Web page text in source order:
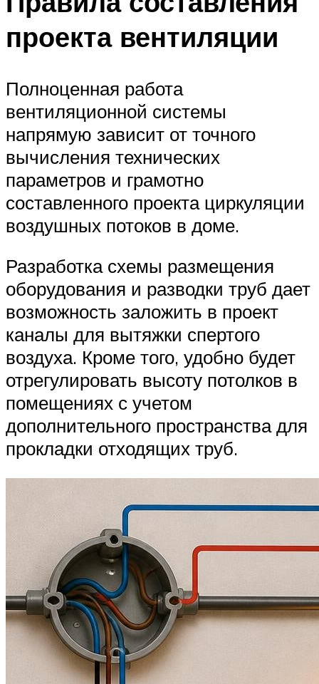
проекта вентиляции
Полноценная работа
вентиляционной системы
напрямую зависит от точного
вычисления технических
параметров и грамотно
составленного проекта циркуляции
воздушных потоков в доме.
Разработка схемы размещения
оборудования и разводки труб дает
возможность заложить в проект
каналы для вытяжки спертого
воздуха. Кроме того, удобно будет
отрегулировать высоту потолков в
помещениях с учетом
дополнительного пространства для
прокладки отходящих труб.